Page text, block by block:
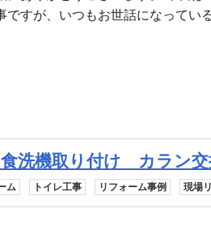
すが、いつもお世話になってい
洗機取り付け カラン
ム トイレ工事 リフォーム事例 現場